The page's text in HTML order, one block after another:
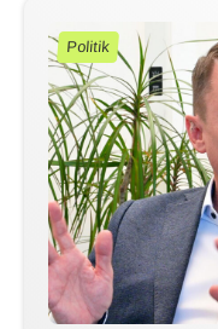
Politik